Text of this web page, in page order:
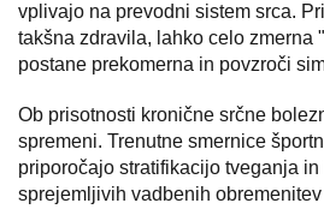
vplivajo na prevodni sistem srca.
takšna zdravila, lahko celo zmerna
postane prekomerna in povzroči
Ob prisotnosti kronične srčne
spremeni. Trenutne smernice
priporočajo stratifikacijo tveganja
sprejemljivih vadbenih